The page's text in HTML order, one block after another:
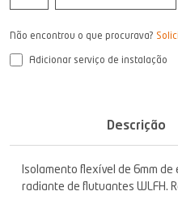
Não encontrou o que procurava?
Adicionar serviço de instalação
Descrição
Isolamento flexível de 6mm
radiante de flutuantes WLFH.